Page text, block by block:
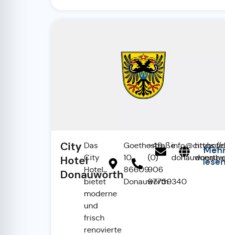
City
Hotel
Donauwörth
Das
City
Hotel
bietet
moderne
und
frisch
renovierte
Goethestraße
10,
86609
Donauwörth
+49
(0)
906
97759340
https://